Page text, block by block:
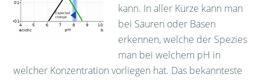
kann. In aller Kürze kann man
bei Säuren oder Basen
erkennen, welche der Spezies
man bei welchem pH in
welcher Konzentration vorliegen hat. Das bekannteste